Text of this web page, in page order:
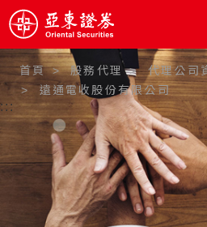
:::
首頁 股務代理
代理公司
遠通電收股份有限公司